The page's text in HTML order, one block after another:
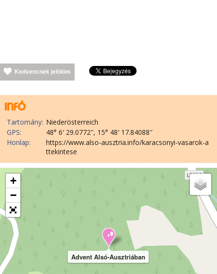
Kedvencnek jelölöm
Tartomány: Niederösterreich
GPS:
48° 6′ 29.0772″, 15° 48′ 17.84088″
Honlap:
https://www.also-ausztria.info/karacsonyi-vasarok-a
ttekintese
Advent Alsó-Ausztriában
+
−